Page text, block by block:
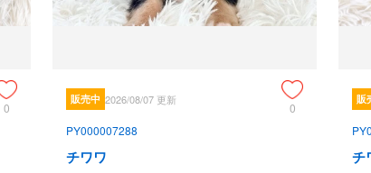
保証とサポート
生体保証内容
0
販売中 2026/08/07 更新
0
PY000007288
チワワ
販
チ